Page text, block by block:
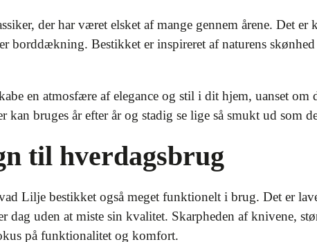
der har været elsket af mange gennem årene. Det er
borddækning. Bestikket er inspireret af naturens
en atmosfære af elegance og stil i dit hjem, uanset om
kan bruges år efter år og stadig se lige så smukt ud som
til hverdagsbrug
Lilje bestikket også meget funktionelt i brug. Det er
dag uden at miste sin kvalitet. Skarpheden af knivene,
på funktionalitet og komfort.